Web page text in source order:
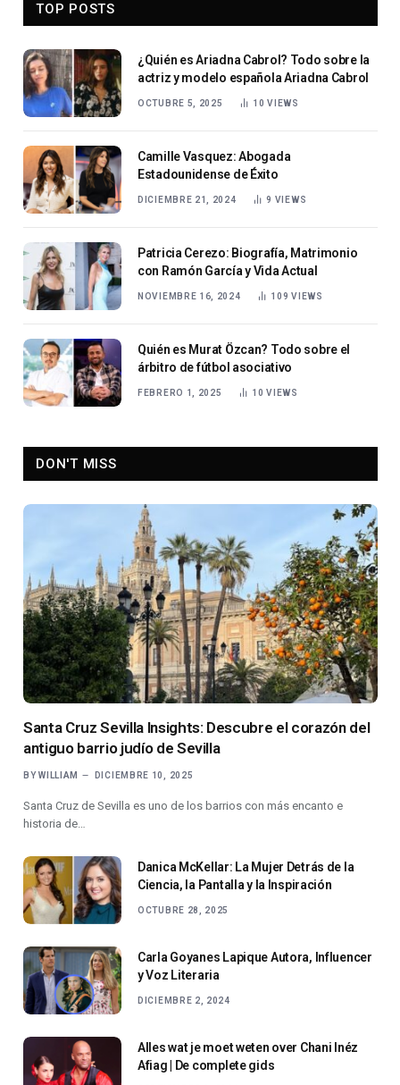
TOP POSTS
¿Quién es Ariadna Cabrol? Todo sobre la
actriz y modelo española Ariadna Cabrol
OCTUBRE 5, 2025 10VIEWS
Camille Vasquez: Abogada
Estadounidense de Éxito
DICIEMBRE 21, 2024 9 VIEWS
Patricia Cerezo: Biografía, Matrimonio
con Ramón García y Vida Actual
NOVIEMBRE 16, 2024 109VIEWS
Quién es Murat Özcan? Todo sobre el
árbitro de fútbol asociativo
FEBRERO 1, 2025 10VIEWS
DON'T MISS
Santa Cruz Sevilla Insights: Descubre el corazón del
antiguo barrio judío de Sevilla
BY WILLIAM DICIEMBRE 10, 2025
Santa Cruz de Sevilla es uno de los barrios con más encanto e
historia de…
Danica McKellar: La Mujer Detrás de la
Ciencia, la Pantalla y la Inspiración
OCTUBRE 28, 2025
Carla Goyanes Lapique Autora, Influencer
y Voz Literaria
DICIEMBRE 2, 2024
Alles wat je moet weten over Chani Inéz
Afiag | De complete gids